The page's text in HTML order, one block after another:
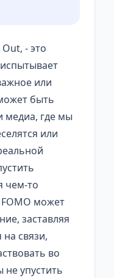
- это
или
быть
медиа, где мы
или
чем-то
может
заставляя
на связи,
во
не упустить